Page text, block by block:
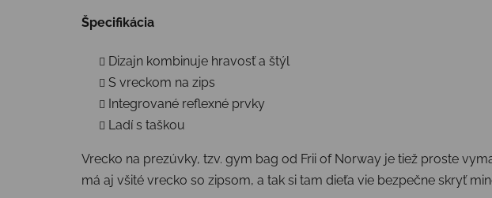
Špecifikácia
Dizajn kombinuje hravosť a štýl
S vreckom na zips
Integrované reflexné prvky
Ladí s taškou
Vrecko na prezúvky, tzv. gym bag od Frii of Norway je tiež proste
má aj všité vrecko so zipsom, a tak si tam dieťa vie bezpečne skryť